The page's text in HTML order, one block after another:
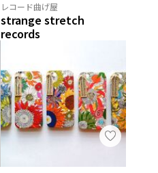
レコード曲げ屋
strange stretch
records